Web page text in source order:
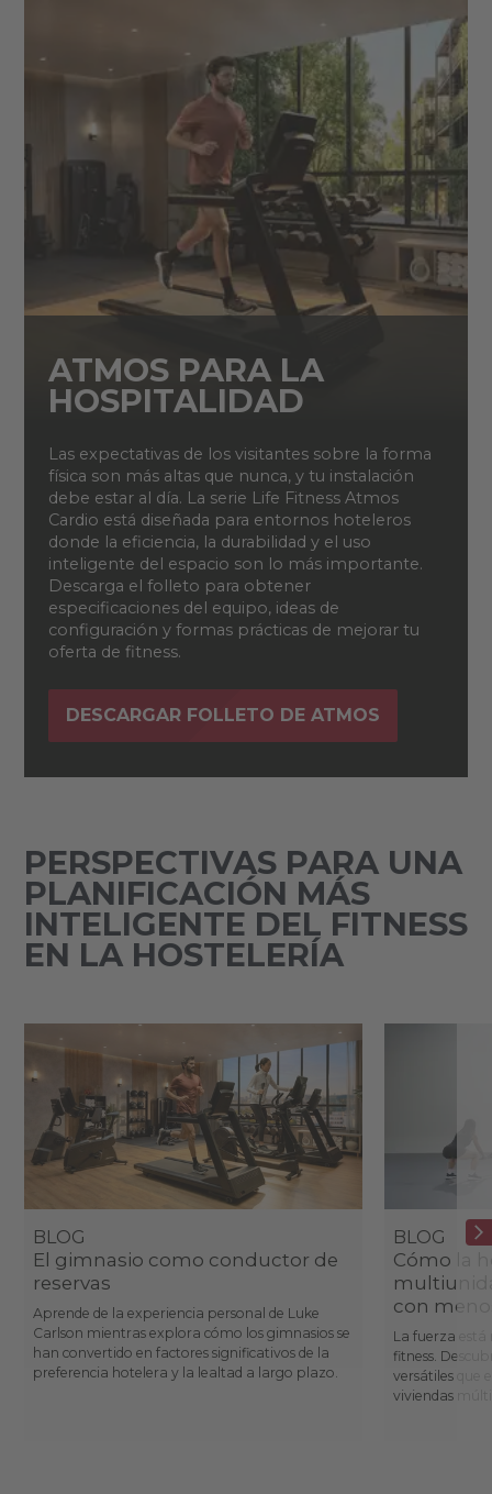
ATMOS PARA LA
HOSPITALIDAD
Las expectativas de los visitantes sobre la forma
física son más altas que nunca, y tu instalación
debe estar al día. La serie Life Fitness Atmos
Cardio está diseñada para entornos hoteleros
donde la eficiencia, la durabilidad y el uso
inteligente del espacio son lo más importante.
Descarga el folleto para obtener
especificaciones del equipo, ideas de
configuración y formas prácticas de mejorar tu
oferta de fitness.
DESCARGAR FOLLETO DE ATMOS
PERSPECTIVAS PARA UNA
PLANIFICACIÓN MÁS
INTELIGENTE DEL FITNESS
EN LA HOSTELERÍA
BLOG
El gimnasio como conductor de
reservas
Aprende de la experiencia personal de Luke
Carlson mientras explora cómo los gimnasios se
han convertido en factores significativos de la
preferencia hotelera y la lealtad a largo plazo.
BLOG
Cómo la
con
La fuerza está
fitness.
versátiles que
viviendas